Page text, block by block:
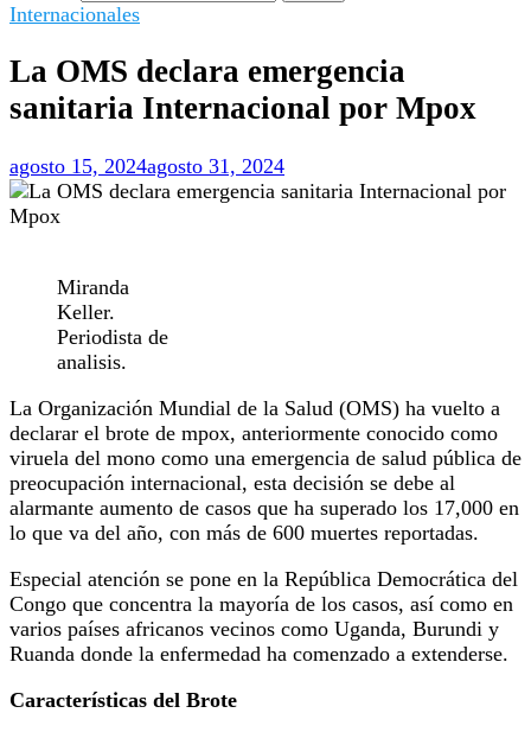
Internacionales
La OMS declara emergencia
sanitaria Internacional por Mpox
agosto 15, 2024agosto 31, 2024
Miranda
Keller.
Periodista de
analisis.
​La Organización Mundial de la Salud (OMS) ha vuelto a
declarar el brote de mpox, anteriormente conocido como
viruela del mono como una emergencia de salud pública de
preocupación internacional, esta decisión se debe al
alarmante aumento de casos que ha superado los 17,000 en
lo que va del año, con más de 600 muertes reportadas.
Especial atención se pone en la República Democrática del
Congo que concentra la mayoría de los casos, así como en
varios países africanos vecinos como Uganda, Burundi y
Ruanda donde la enfermedad ha comenzado a extenderse.
Características del Brote